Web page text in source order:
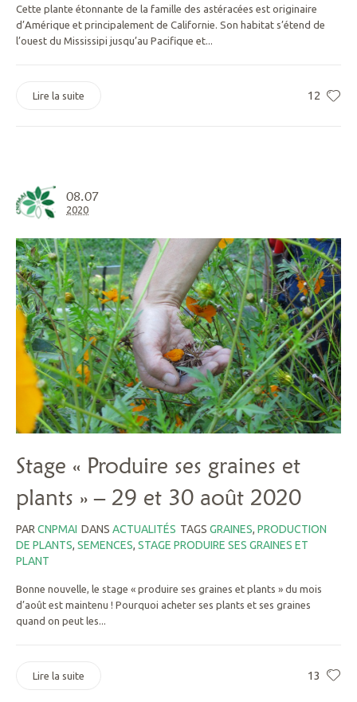
Cette plante étonnante de la famille des astéracées est originaire
d’Amérique et principalement de Californie. Son habitat s’étend de
l’ouest du Mississipi jusqu’au Pacifique et...
12
Lire la suite
08.07
2020
Stage « Produire ses graines et
plants » – 29 et 30 août 2020
PAR CNPMAI DANS ACTUALITÉS TAGS GRAINES, PRODUCTION
DE PLANTS, SEMENCES, STAGE PRODUIRE SES GRAINES ET
PLANT
Bonne nouvelle, le stage « produire ses graines et plants » du mois
d’août est maintenu ! Pourquoi acheter ses plants et ses graines
quand on peut les...
13
Lire la suite